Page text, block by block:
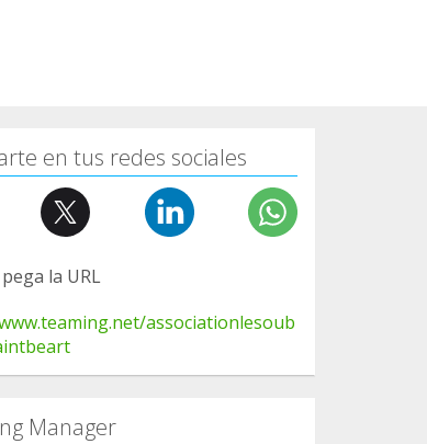
en tus redes sociales
la URL
associationlesoub
Manager